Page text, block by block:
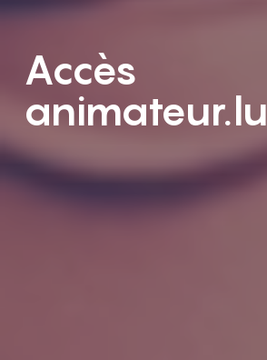
Accès
animateur.lu